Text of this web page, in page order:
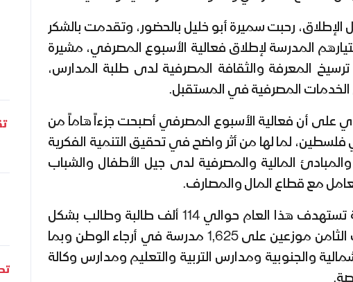
رحبت سميرة أبو خليل بالحضور، وتقدمت بالشكر
المدرسة لإطلاق فعالية الأسبوع المصرفي، مشيرة
المعرفة والثقافة المصرفية لدى طلبة المدارس،
الخدمات المصرفية في المستقبل.
على أن فعالية الأسبوع المصرفي أصبحت جزءاً هاماً من
فلسطين، لما لها من أثر واضح في تحقيق التنمية الفكرية
والمبادئ المالية والمصرفية لدى جيل الأطفال والشباب
مع قطاع المال والمصارف.
وأشار إلى أن الفعالية تستهدف هذا العام حوالي 114 ألف طالبة وطالب بشكل
مباشر من طلبة الصف الثامن موزعين على 1,625 مدرسة في أرجاء الوطن وبما
والجنوبية ومدارس التربية والتعليم ومدارس وكالة